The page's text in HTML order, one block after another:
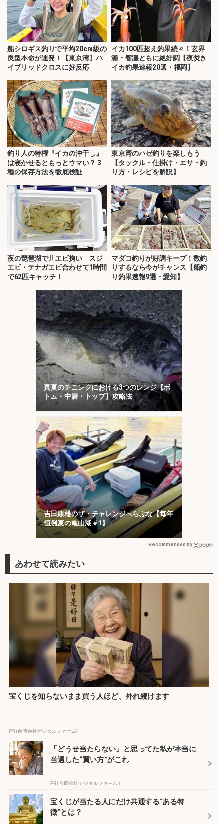
船シロギス釣りで平均20cm級の
良型本命が連発！【東京湾】ハ
イブリッドクロスに好反応
イカ100匹超え釣果続々！玄界
灘・響灘ともに絶好調【夜焚き
イカ釣果速報20選・福岡】
釣り人の特権『イカの沖干し』
は寝かせるともっとウマい？ 3
種の保存方法を徹底検証
東京湾のハゼ釣りを楽しもう
【タックル・仕掛け・エサ・釣
り方・レシピを解説】
夜の琵琶湖で川エビ掬い スジ
エビ・テナガエビ合わせて1時間
で62匹キャッチ！
マダコ釣りが好調キープ！数釣
りするなら今がチャンス【船釣
り釣果速報9選・愛知】
真夏のチニングにおける3つのレンジ【ボ
トム・中層・トップ】攻略法
吉田康雄のザ・チャレンジへらぶな【毎年
恒例夏の亀山湖 #1】
Recommended by
宝くじを知らないまま買う人ほど、外れ続けます
PR(合同会社デジタルファーム)
「どうせ当たらない」と思ってた私が本当に
当選した“買い方”がこれ
PR(合同会社デジタルファーム )
宝くじが当たる人にだけ共通する“ある特
徴”とは？